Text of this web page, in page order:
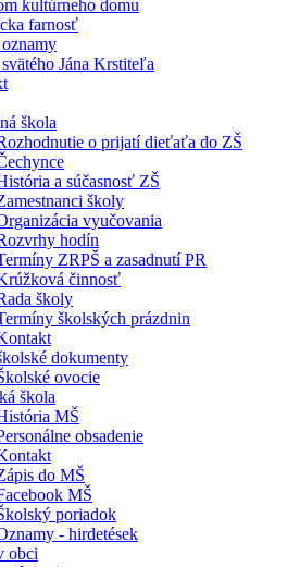
kultúrneho domu
farnosť
Jána Krstiteľa
škola
o prijatí dieťaťa do ZŠ
a súčasnosť ZŠ
školy
vyučovania
hodín
ZRPŠ a zasadnutí PR
činnosť
školy
školských prázdnin
dokumenty
ovocie
škola
MŠ
obsadenie
do MŠ
MŠ
poriadok
- hirdetések
obci